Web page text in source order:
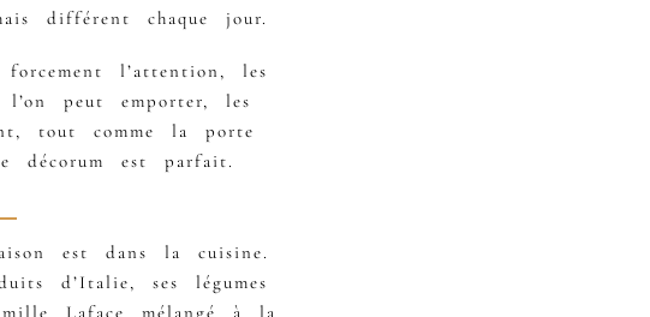
différent chaque jour.
l’attention, les
peut emporter, les
tout comme la porte
décorum est parfait.
est dans la cuisine.
d’Italie, ses légumes
Laface mélangé à la